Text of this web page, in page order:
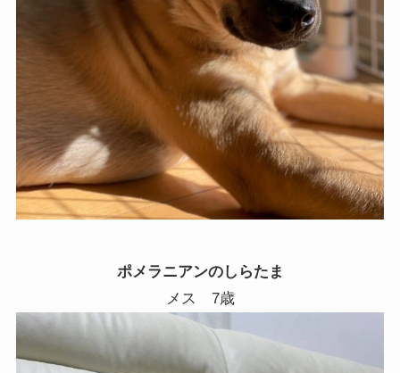
ポメラニアンのしらたま
メス 7歳